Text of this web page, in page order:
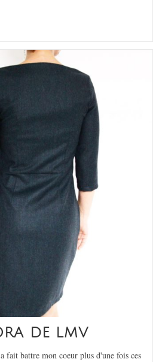
DE LMV
fait battre mon coeur plus d'une fois ces